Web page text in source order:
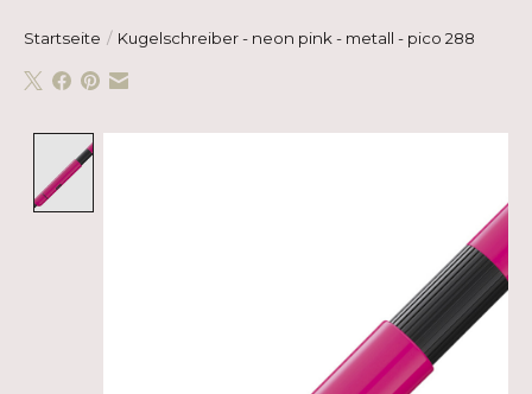
Startseite / Kugelschreiber - neon pink - metall - pico 288